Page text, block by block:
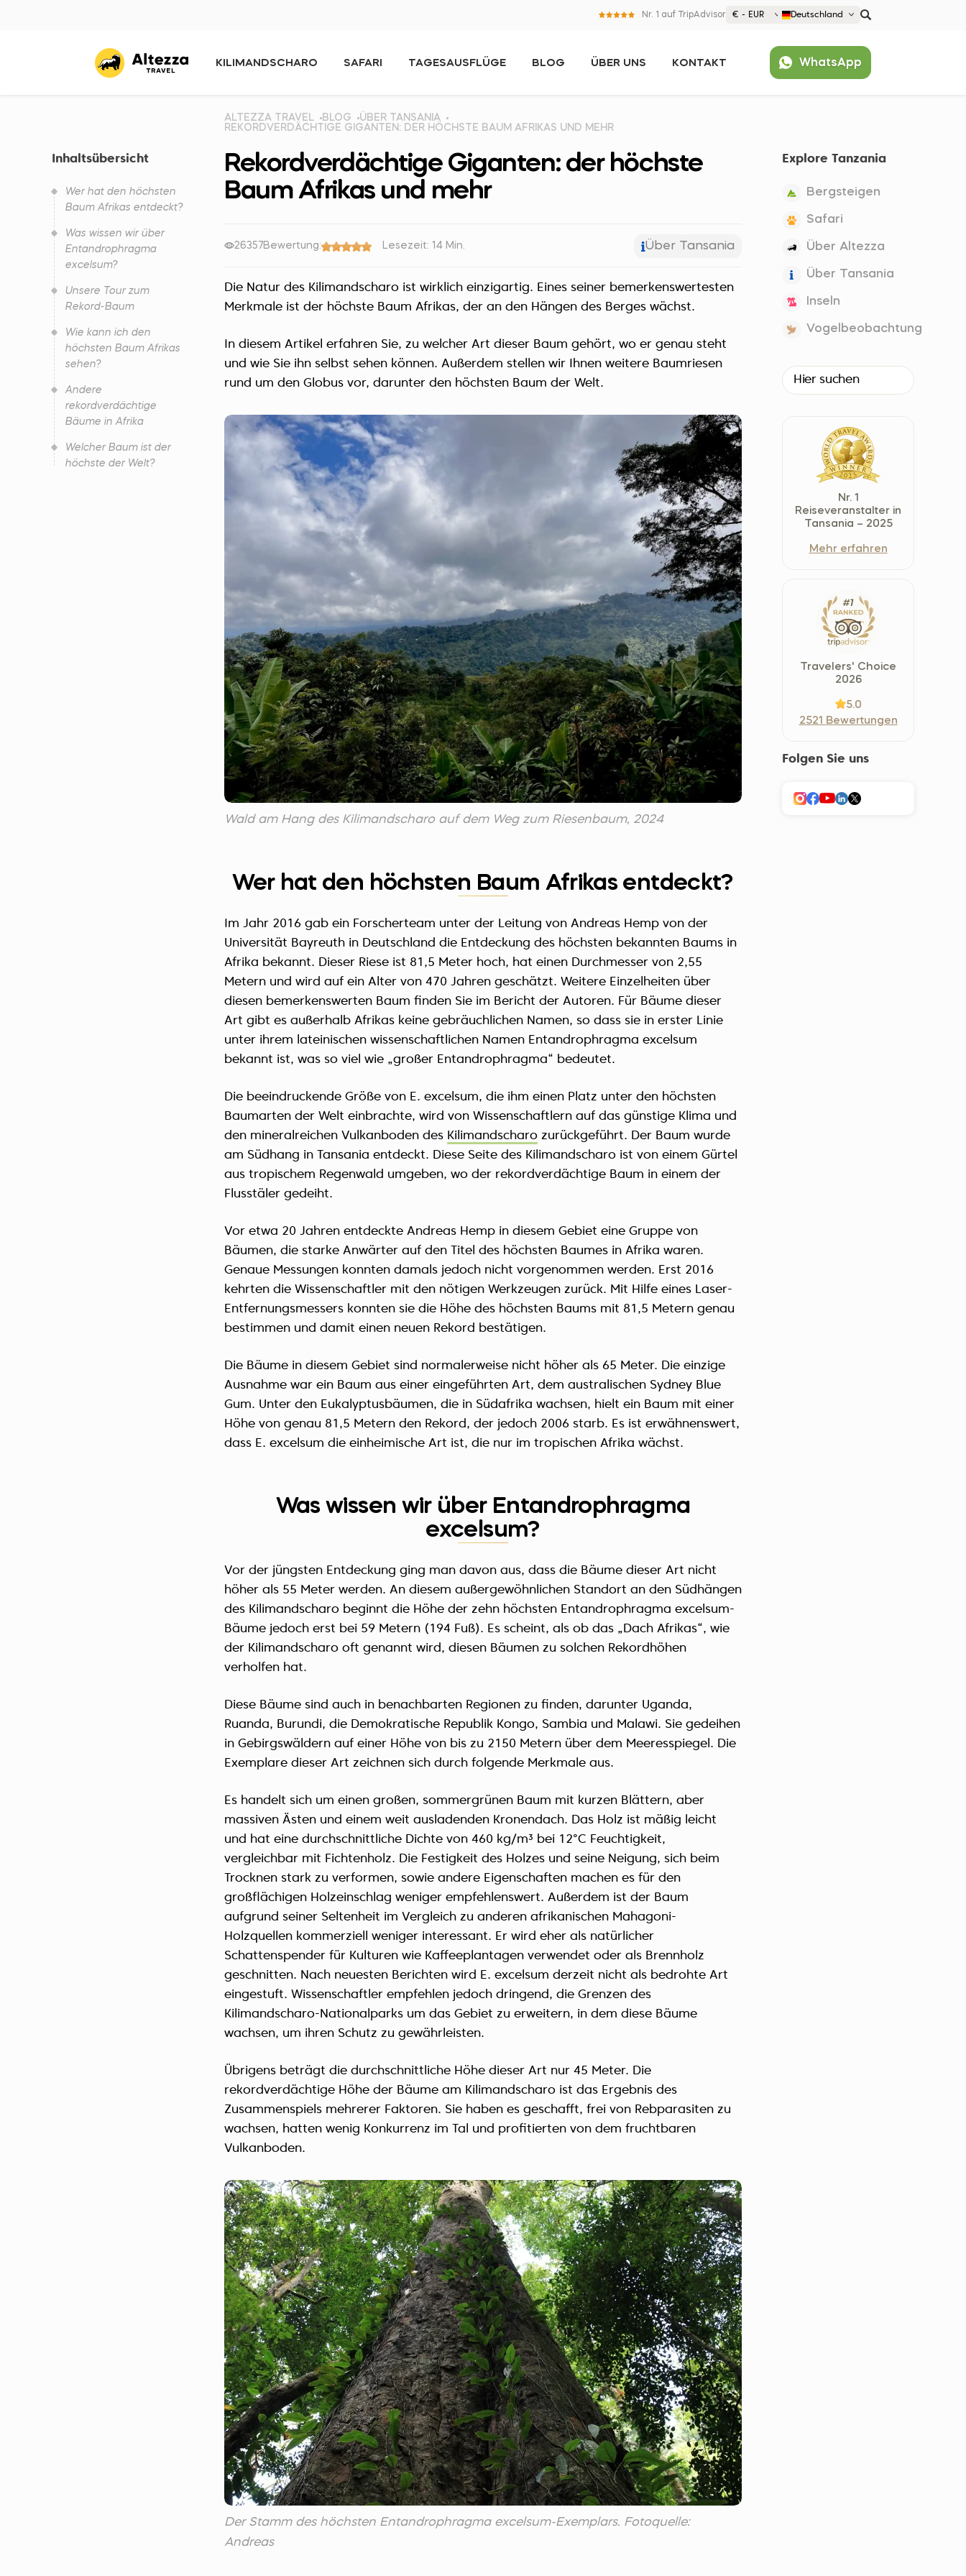
Nr. 1 auf TripAdvisor € - EUR Deutschland
Deutschland (Deutsch)
United States (English)
Japan (Japanese)
Europe
Danmark (Dansk)
Deutschland (Deutsch)
Italy (Italiano)
Latvia (Latviešu)
Nederland (Nederlands)
North Macedonia (Македонски)
Norway (Norsk)
Poland (Polski)
Россия (Русский)
España (Español)
Sverige (Svenska)
Schweiz (Deutsch)
Україна (Українська)
KILIMANDSCHARO SAFARI TAGESAUSFLÜGE BLOG ÜBER UNS KONTAKT WhatsApp
Inhaltsübersicht
Wer hat den höchsten
Baum Afrikas entdeckt?
Was wissen wir über
Entandrophragma
excelsum?
Unsere Tour zum
Rekord-Baum
Wie kann ich den
höchsten Baum Afrikas
sehen?
Andere
rekordverdächtige
Bäume in Afrika
Welcher Baum ist der
höchste der Welt?
ALTEZZA TRAVEL BLOG
ÜBER TANSANIA
REKORDVERDÄCHTIGE GIGANTEN: DER HÖCHSTE BAUM AFRIKAS UND MEHR
Rekordverdächtige Giganten: der höchste
Baum Afrikas und mehr
26357Bewertung: Lesezeit: 14 Min. Über Tansania
Die Natur des Kilimandscharo ist wirklich einzigartig. Eines seiner bemerkenswertesten
Merkmale ist der höchste Baum Afrikas, der an den Hängen des Berges wächst.
In diesem Artikel erfahren Sie, zu welcher Art dieser Baum gehört, wo er genau steht
und wie Sie ihn selbst sehen können. Außerdem stellen wir Ihnen weitere Baumriesen
rund um den Globus vor, darunter den höchsten Baum der Welt.
Wald am Hang des Kilimandscharo auf dem Weg zum Riesenbaum, 2024
Wer hat den höchsten Baum Afrikas entdeckt?
Im Jahr 2016 gab ein Forscherteam unter der Leitung von Andreas Hemp von der
Universität Bayreuth in Deutschland die Entdeckung des höchsten bekannten Baums in
Afrika bekannt. Dieser Riese ist 81,5 Meter hoch, hat einen Durchmesser von 2,55
Metern und wird auf ein Alter von 470 Jahren geschätzt. Weitere Einzelheiten über
diesen bemerkenswerten Baum finden Sie im Bericht der Autoren. Für Bäume dieser
Art gibt es außerhalb Afrikas keine gebräuchlichen Namen, so dass sie in erster Linie
unter ihrem lateinischen wissenschaftlichen Namen Entandrophragma excelsum
bekannt ist, was so viel wie „großer Entandrophragma“ bedeutet.
Die beeindruckende Größe von E. excelsum, die ihm einen Platz unter den höchsten
Baumarten der Welt einbrachte, wird von Wissenschaftlern auf das günstige Klima und
den mineralreichen Vulkanboden des Kilimandscharo zurückgeführt. Der Baum wurde
am Südhang in Tansania entdeckt. Diese Seite des Kilimandscharo ist von einem Gürtel
aus tropischem Regenwald umgeben, wo der rekordverdächtige Baum in einem der
Flusstäler gedeiht.
Vor etwa 20 Jahren entdeckte Andreas Hemp in diesem Gebiet eine Gruppe von
Bäumen, die starke Anwärter auf den Titel des höchsten Baumes in Afrika waren.
Genaue Messungen konnten damals jedoch nicht vorgenommen werden. Erst 2016
kehrten die Wissenschaftler mit den nötigen Werkzeugen zurück. Mit Hilfe eines Laser-
Entfernungsmessers konnten sie die Höhe des höchsten Baums mit 81,5 Metern genau
bestimmen und damit einen neuen Rekord bestätigen.
Die Bäume in diesem Gebiet sind normalerweise nicht höher als 65 Meter. Die einzige
Ausnahme war ein Baum aus einer eingeführten Art, dem australischen Sydney Blue
Gum. Unter den Eukalyptusbäumen, die in Südafrika wachsen, hielt ein Baum mit einer
Höhe von genau 81,5 Metern den Rekord, der jedoch 2006 starb. Es ist erwähnenswert,
dass E. excelsum die einheimische Art ist, die nur im tropischen Afrika wächst.
Was wissen wir über Entandrophragma
excelsum?
Vor der jüngsten Entdeckung ging man davon aus, dass die Bäume dieser Art nicht
höher als 55 Meter werden. An diesem außergewöhnlichen Standort an den Südhängen
des Kilimandscharo beginnt die Höhe der zehn höchsten Entandrophragma excelsum-
Bäume jedoch erst bei 59 Metern (194 Fuß). Es scheint, als ob das „Dach Afrikas“, wie
der Kilimandscharo oft genannt wird, diesen Bäumen zu solchen Rekordhöhen
verholfen hat.
Diese Bäume sind auch in benachbarten Regionen zu finden, darunter Uganda,
Ruanda, Burundi, die Demokratische Republik Kongo, Sambia und Malawi. Sie gedeihen
in Gebirgswäldern auf einer Höhe von bis zu 2150 Metern über dem Meeresspiegel. Die
Exemplare dieser Art zeichnen sich durch folgende Merkmale aus.
Es handelt sich um einen großen, sommergrünen Baum mit kurzen Blättern, aber
massiven Ästen und einem weit ausladenden Kronendach. Das Holz ist mäßig leicht
und hat eine durchschnittliche Dichte von 460 kg/m³ bei 12°C Feuchtigkeit,
vergleichbar mit Fichtenholz. Die Festigkeit des Holzes und seine Neigung, sich beim
Trocknen stark zu verformen, sowie andere Eigenschaften machen es für den
großflächigen Holzeinschlag weniger empfehlenswert. Außerdem ist der Baum
aufgrund seiner Seltenheit im Vergleich zu anderen afrikanischen Mahagoni-
Holzquellen kommerziell weniger interessant. Er wird eher als natürlicher
Schattenspender für Kulturen wie Kaffeeplantagen verwendet oder als Brennholz
geschnitten. Nach neuesten Berichten wird E. excelsum derzeit nicht als bedrohte Art
eingestuft. Wissenschaftler empfehlen jedoch dringend, die Grenzen des
Kilimandscharo-Nationalparks um das Gebiet zu erweitern, in dem diese Bäume
wachsen, um ihren Schutz zu gewährleisten.
Übrigens beträgt die durchschnittliche Höhe dieser Art nur 45 Meter. Die
rekordverdächtige Höhe der Bäume am Kilimandscharo ist das Ergebnis des
Zusammenspiels mehrerer Faktoren. Sie haben es geschafft, frei von Rebparasiten zu
wachsen, hatten wenig Konkurrenz im Tal und profitierten von dem fruchtbaren
Vulkanboden.
Der Stamm des höchsten Entandrophragma excelsum-Exemplars. Fotoquelle:
Andreas
Explore Tanzania
Bergsteigen
Safari
Über Altezza
Über Tansania
Inseln
Vogelbeobachtung
Nr. 1
Reiseveranstalter in
Tansania – 2025
Mehr erfahren
Travelers' Choice
2026
5.0
2521 Bewertungen
Folgen Sie uns